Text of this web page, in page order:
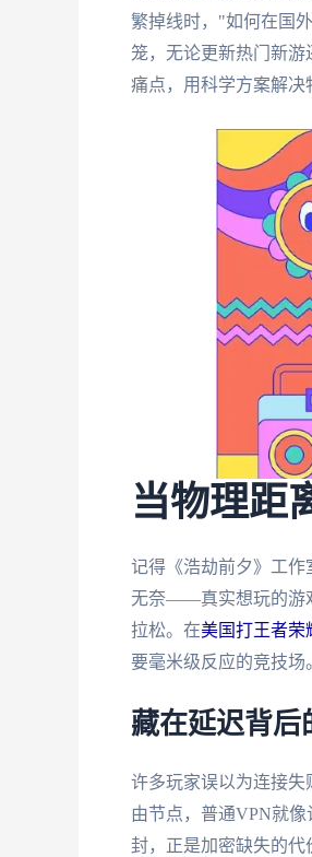
繁掉线时，"如何在国
笼，无论更新热门新游
痛点，用科学方案解
当物理距
记得《浩劫前夕》工作
无奈——真实想玩的游
拉松。在美国打王者荣
要毫米级反应的竞技场
藏在延迟背后
许多玩家误以为连接
由节点，普通VPN就
封，正是加密缺失的代